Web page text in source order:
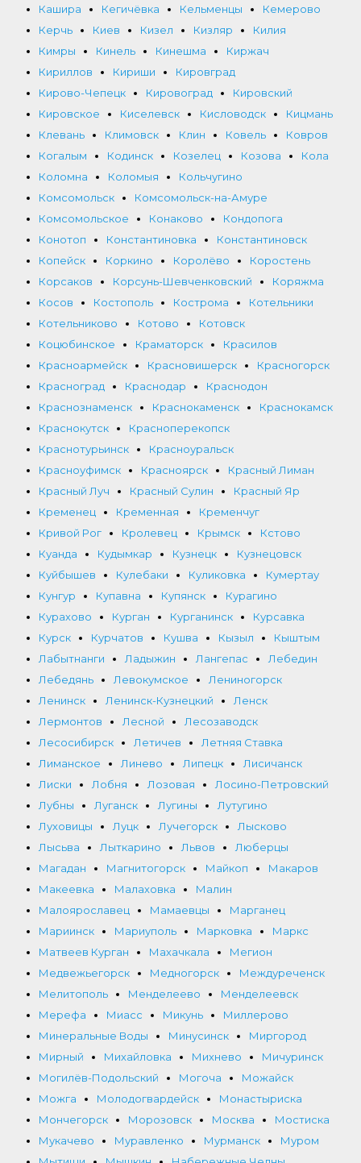
Кашира
Кегичёвка Кельменцы
Кемерово
Керчь
Киев Кизел Кизляр
Килия
Кимры
Кинель Кинешма
Киржач
Кириллов
Кириши
Кировград
Кирово-Чепецк
Кировоград
Кировский
Кировское
Киселевск Кисловодск
Кицмань
Клевань
Климовск Клин Ковель
Ковров
Когалым
Кодинск Козелец Козова
Кола
Коломна
Коломыя
Кольчугино
Комсомольск
Комсомольск-на-Амуре
Комсомольское
Конаково
Кондопога
Конотоп
Константиновка
Константиновск
Копейск
Коркино Королёво
Коростень
Корсаков
Корсунь-Шевченковский
Коряжма
Косов
Костополь Кострома
Котельники
Котельниково
Котово
Котовск
Коцюбинское
Краматорск
Красилов
Красноармейск
Красновишерск
Красногорск
Красноград
Краснодар
Краснодон
Краснознаменск
Краснокаменск
Краснокамск
Краснокутск
Красноперекопск
Краснотурьинск
Красноуральск
Красноуфимск
Красноярск
Красный Лиман
Красный Луч
Красный Сулин
Красный Яр
Кременец
Кременная
Кременчуг
Кривой Рог
Кролевец Крымск
Кстово
Куанда
Кудымкар Кузнецк
Кузнецовск
Куйбышев
Кулебаки Куликовка
Кумертау
Кунгур
Купавна Купянск
Курагино
Курахово
Курган Курганинск
Курсавка
Курск
Курчатов Кушва Кызыл
Кыштым
Лабытнанги
Ладыжин Лангепас
Лебедин
Лебедянь
Левокумское
Лениногорск
Ленинск
Ленинск-Кузнецкий
Ленск
Лермонтов
Лесной
Лесозаводск
Лесосибирск
Летичев
Летняя Ставка
Лиманское
Линево Липецк
Лисичанск
Лиски
Лобня Лозовая
Лосино-Петровский
Лубны
Луганск Лугины
Лутугино
Луховицы
Луцк Лучегорск
Лысково
Лысьва
Лыткарино Львов
Люберцы
Магадан
Магнитогорск Майкоп
Макаров
Макеевка
Малаховка
Малин
Малоярославец
Мамаевцы
Марганец
Мариинск
Мариуполь Марковка
Маркс
Матвеев Курган
Махачкала
Мегион
Медвежьегорск
Медногорск
Междуреченск
Мелитополь
Менделеево
Менделеевск
Мерефа
Миасс Микунь
Миллерово
Минеральные Воды
Минусинск
Миргород
Мирный
Михайловка Михнево
Мичуринск
Могилёв-Подольский
Могоча
Можайск
Можга
Молодогвардейск
Монастыриска
Мончегорск
Морозовск Москва
Мостиска
Мукачево
Муравленко Мурманск
Муром